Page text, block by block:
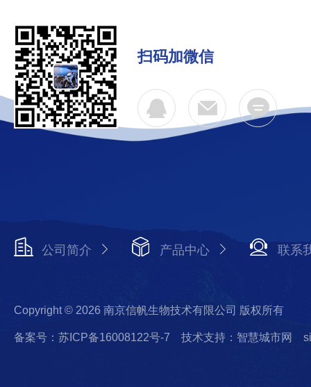
扫码加微信
公司简介 产品中心 联系
Copyright © 2026 南京信帆生物技术有限公司 版权所有
备案号：苏ICP备16008122号-7 技术支持：智慧城市网